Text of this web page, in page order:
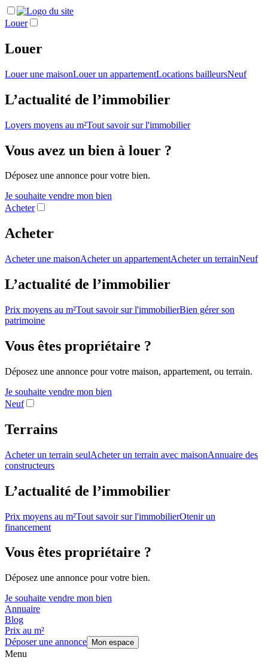
Louer
Louer
Louer une maisonLouer un appartementLocations bailleursNeuf
L’actualité de l’immobilier
Loyers moyens au m²Tout savoir sur l'immobilier
Vous avez un bien à louer ?
Déposez une annonce pour votre bien.
Je souhaite vendre mon bien
Acheter
Acheter
Acheter une maisonAcheter un appartementAcheter un terrainNeuf
L’actualité de l’immobilier
Prix moyens au m²Tout savoir sur l'immobilierBien gérer son
patrimoine
Vous êtes propriétaire ?
Déposez une annonce pour votre maison, appartement, ou terrain.
Je souhaite vendre mon bien
Neuf
Terrains
Acheter un terrain seulAcheter un terrain avec maisonAnnuaire des
constructeurs
L’actualité de l’immobilier
Prix moyens au m²Tout savoir sur l'immobilierOtenir un
financement
Vous êtes propriétaire ?
Déposez une annonce pour votre bien.
Je souhaite vendre mon bien
Annuaire
Blog
Prix au m²
Déposer une annonce
Mon espace
Menu